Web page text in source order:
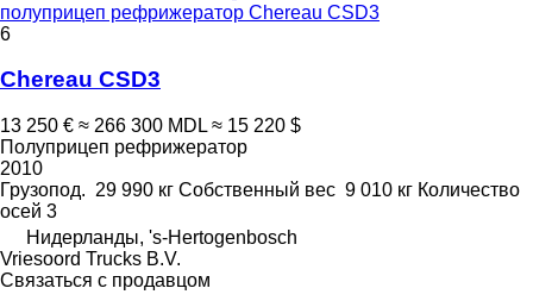
полуприцеп рефрижератор Chereau CSD3
6
Chereau CSD3
13 250 € ≈ 266 300 MDL ≈ 15 220 $
Полуприцеп рефрижератор
2010
Грузопод. 29 990 кг Собственный вес 9 010 кг Количество
осей 3
Нидерланды, 's-Hertogenbosch
Vriesoord Trucks B.V.
Связаться с продавцом